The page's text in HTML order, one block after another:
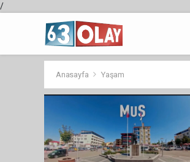
/
Anasayfa Yaşam